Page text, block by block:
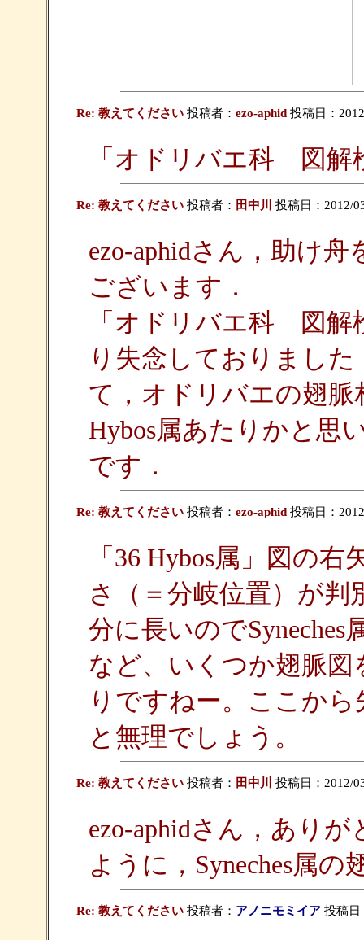
Re: 教えてください投稿者： ezo-aphid投稿日：
「オドリバエ科 図解
Re: 教えてください投稿者： 田中川 投稿日：2012/
ezo-aphidさん，助け
ございます．
「オドリバエ科 図解
り失念しておりまし
て，オドリバエの翅
Hybos属あたりかと思
です．
Re: 教えてください投稿者： ezo-aphid投稿日：
「36 Hybos属」図の
さ（＝分岐位置）が
分に長いので
など、いくつか翅脈
りですねー。ここか
と無理でしょう。
Re: 教えてください投稿者： 田中川 投稿日：2012/
ezo-aphidさん，あり
ように，Syneches属の
Re: 教えてください投稿者： アノニモミイア投稿日